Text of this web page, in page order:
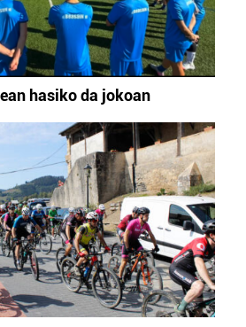
hasiko da jokoan